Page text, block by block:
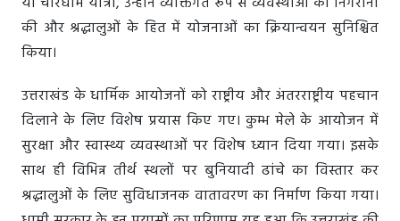
की और श्रद्धालुओं के हित में योजनाओं का क्रियान्वयन सुनिश्चित
किया।
उत्तराखंड के धार्मिक आयोजनों को राष्ट्रीय और अंतरराष्ट्रीय पहचान
दिलाने के लिए विशेष प्रयास किए गए। कुम्भ मेले के आयोजन में
सुरक्षा और स्वास्थ्य व्यवस्थाओं पर विशेष ध्यान दिया गया। इसके
साथ ही विभिन्न तीर्थ स्थलों पर बुनियादी ढांचे का विस्तार कर
श्रद्धालुओं के लिए सुविधाजनक वातावरण का निर्माण किया गया।